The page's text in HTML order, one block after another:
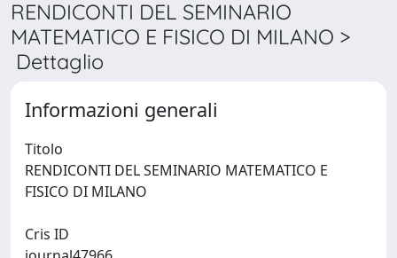
RENDICONTI DEL SEMINARIO
MATEMATICO E FISICO DI MILANO >
Dettaglio
Informazioni generali
Titolo
RENDICONTI DEL SEMINARIO MATEMATICO E
Cris ID